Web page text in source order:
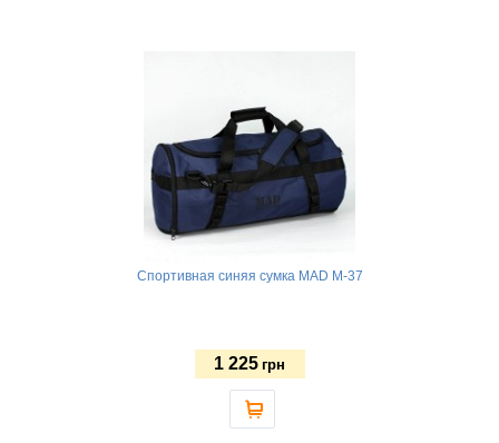
Спортивная синяя сумка MAD M-37
1 225 грн